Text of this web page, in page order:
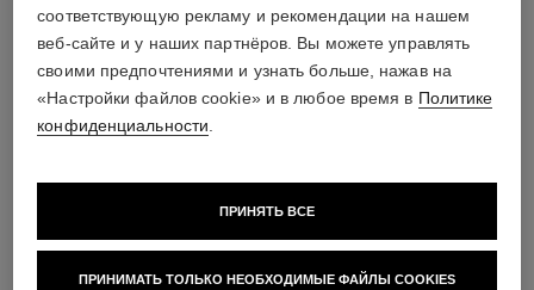
название материала
ОЗНАКОМИТЬСЯ ТАКЖЕ
соответствующую рекламу и рекомендации на нашем
веб-сайте и у наших партнёров. Вы можете управлять
своими предпочтениями и узнать больше, нажав на
«Настройки файлов cookie» и в любое время в Политике
конфиденциальности
ПРИНИМАТЬ ТОЛЬКО НЕОБХОДИМЫЕ ФАЙЛЫ COOKIES
ПРИНЯТЬ ВСЕ